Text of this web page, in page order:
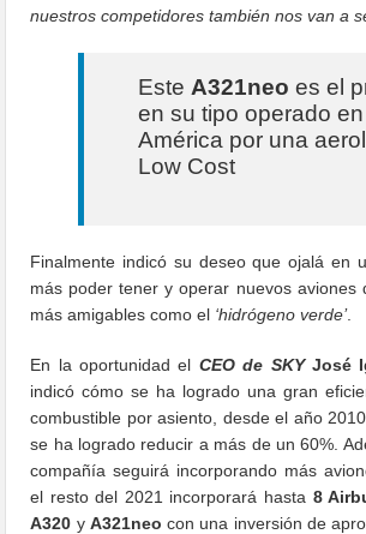
nuestros competidores también nos van a
Este A321neo es el
en su tipo operado en
América por una
Low Cost
Finalmente indicó su deseo que ojalá en
más poder tener y operar nuevos aviones
más amigables como el ‘hidrógeno verde’.
En la oportunidad el CEO de SKYJosé
indicó cómo se ha logrado una gran
combustible por asiento, desde el año
se ha logrado reducir a más de un 60%.
compañía seguirá incorporando más
el resto del 2021 incorporará hasta 8
A320 y A321neo con una inversión de